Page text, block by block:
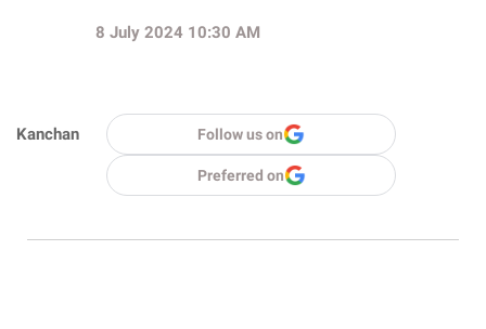
Kanchan
8 July 2024 10:30 AM
Follow us on
Preferred on